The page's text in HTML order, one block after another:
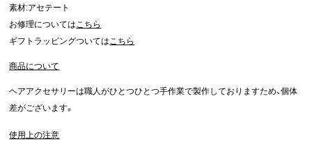
素材:アセテート
お修理についてはこちら
ギフトラッピングついてはこちら
商品について
ヘアアクセサリーは職人がひとつひとつ手作業で製作しておりますため、個体
差がございます。
使用上の注意